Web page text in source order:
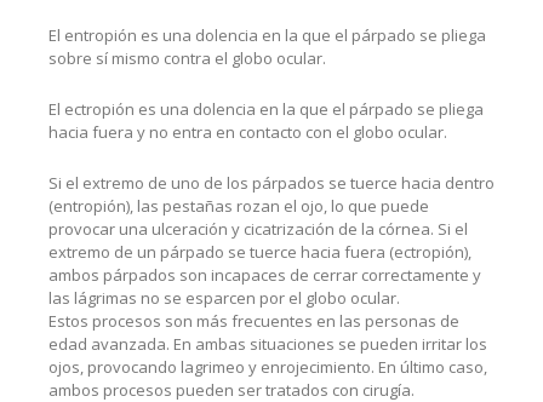
El entropión es una dolencia en la que el párpado se pliega
sobre sí mismo contra el globo ocular.
El ectropión es una dolencia en la que el párpado se pliega
hacia fuera y no entra en contacto con el globo ocular.
Si el extremo de uno de los párpados se tuerce hacia dentro
(entropión), las pestañas rozan el ojo, lo que puede
provocar una ulceración y cicatrización de la córnea. Si el
extremo de un párpado se tuerce hacia fuera (ectropión),
ambos párpados son incapaces de cerrar correctamente y
las lágrimas no se esparcen por el globo ocular.
Estos procesos son más frecuentes en las personas de
edad avanzada. En ambas situaciones se pueden irritar los
ojos, provocando lagrimeo y enrojecimiento. En último caso,
ambos procesos pueden ser tratados con cirugía.